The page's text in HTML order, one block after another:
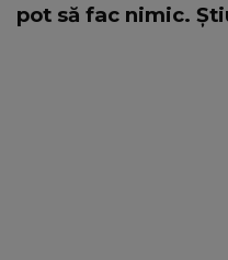
pot să fac nimic.